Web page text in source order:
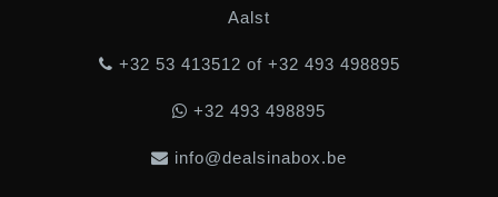
Aalst
+32 53 413512 of +32 493 498895
+32 493 498895
info@dealsinabox.be